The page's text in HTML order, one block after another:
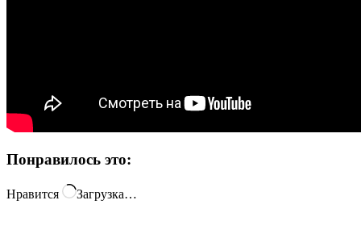
Понравилось это:
Нравится Загрузка…